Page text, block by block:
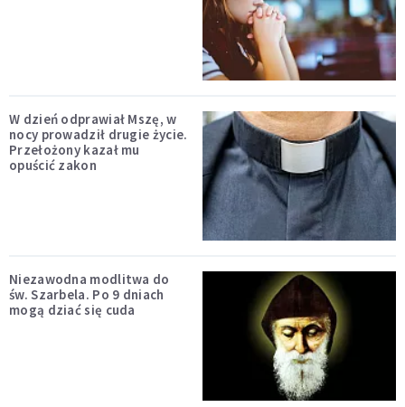
W dzień odprawiał Mszę, w
nocy prowadził drugie życie.
Przełożony kazał mu
opuścić zakon
Niezawodna modlitwa do
św. Szarbela. Po 9 dniach
mogą dziać się cuda